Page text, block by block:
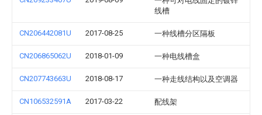
线槽
CN206442081U 2017-08-25 一种线槽分区隔板
CN206865062U 2018-01-09 一种电线槽盒
CN207743663U 2018-08-17 一种走线结构以及空调器
CN106532591A 2017-03-22 配线架